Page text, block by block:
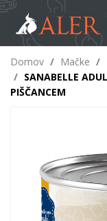
Domov / Mačke /
/ SANABELLE
PIŠČANCEM